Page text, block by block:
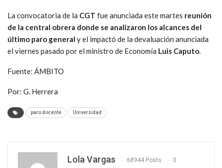
La convocatoria de la CGT fue anunciada este martes reunión
de la central obrera donde se analizaron los alcances del
último paro general y el impactó de la devaluación anunciada
el viernes pasado por el ministro de Economía Luis Caputo.
Fuente: ÁMBITO
Por: G. Herrera
paro docente Universidad
Lola Vargas 68944 Posts 0